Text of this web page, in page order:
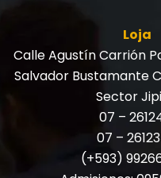
Loja
Calle Agustín Carrión
Salvador Bustamante
Sector
07 –
07 –
(+593)